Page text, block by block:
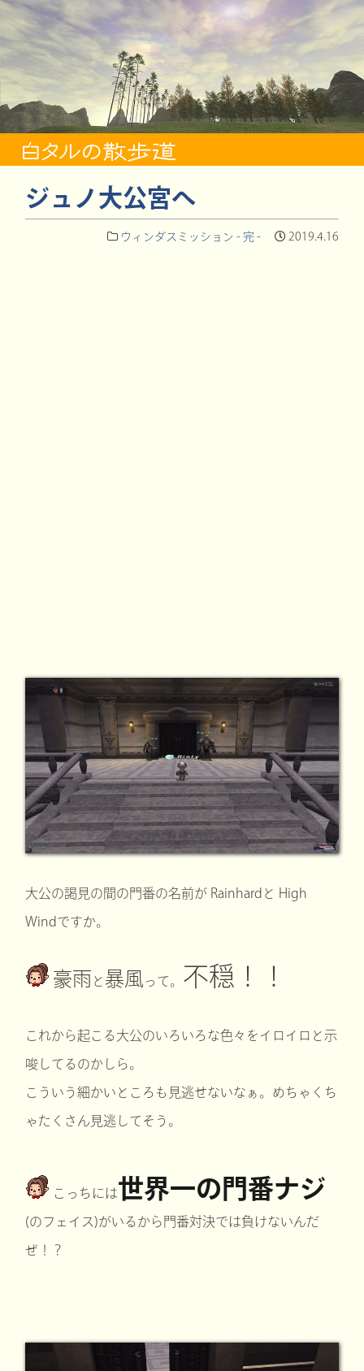
ジュノ大公宮へ
ウィンダスミッション - 完 - 2019.4.16
大公の謁見の間の門番の名前が Rainhardと High
Windですか。
豪雨 と 暴風 って。 不穏！！
これから起こる大公のいろいろな色々をイロイロと示
唆してるのかしら。
こういう細かいところも見逃せないなぁ。めちゃくち
ゃたくさん見逃してそう。
こっちには世界一の門番ナジ
(のフェイス)がいるから門番対決では負けないんだ
ぜ！？